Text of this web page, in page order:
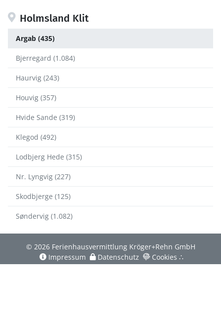
Holmsland Klit
Argab (435)
Bjerregard (1.084)
Haurvig (243)
Houvig (357)
Hvide Sande (319)
Klegod (492)
Lodbjerg Hede (315)
Nr. Lyngvig (227)
Skodbjerge (125)
Søndervig (1.082)
© 2026 Ferienhausvermittlung Kröger+Rehn GmbH
Impressum
Datenschutz Cookies ∴